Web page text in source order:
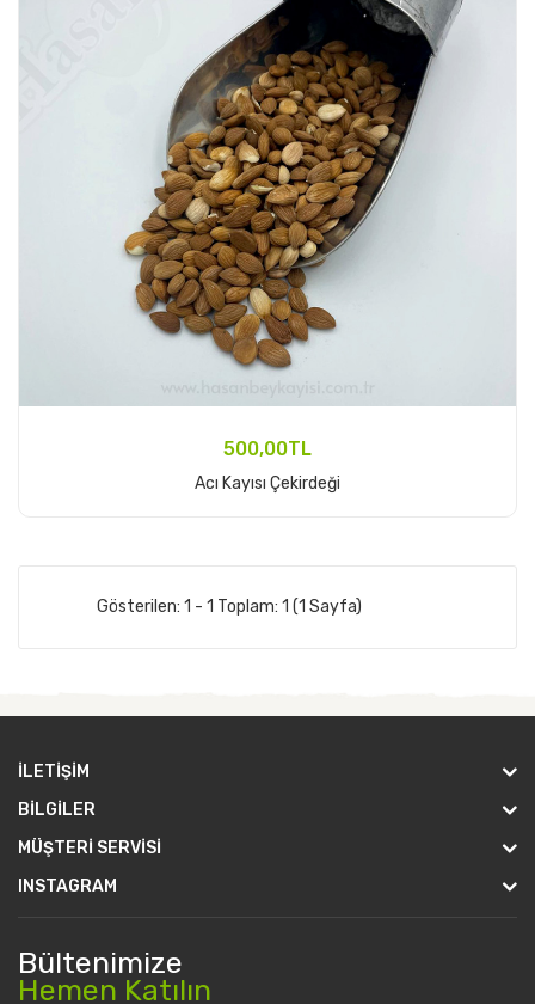
500,00TL
Acı Kayısı Çekirdeği
Gösterilen: 1 - 1 Toplam: 1 (1 Sayfa)
İLETIŞIM
BILGILER
MÜŞTERI SERVISI
INSTAGRAM
Bültenimize
Hemen Katılın